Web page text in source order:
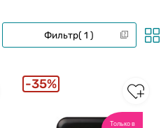
Фильтр 1
Только в
35%